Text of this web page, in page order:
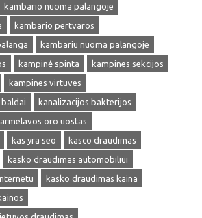
kambario nuoma palangoje
kambario pertvaros
kambariu nuoma palangoje
kampinė spinta
kampines sekcijos
kampines virtuves
kanalizacijos bakterijos
oro uostas
kas yra seo
kasco draudimas
kasko draudimas automobiliui
kasko draudimas kaina